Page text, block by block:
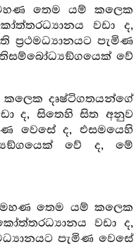
තෙම යම් කලෙක
වඩා ද,
පැමිණ
වේ
දෘෂ්ටිගතයන්ගේ
ද, සිතෙහි සිත අනුව
වෙසේ ද, එසමයෙහි
වේ ද, මේ
මහණ තෙම යම් කලෙක
වඩා ද,
පැමිණ වෙසේ